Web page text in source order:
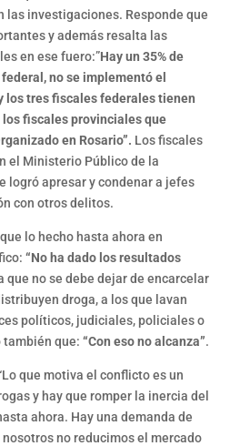
las investigaciones. Responde que
y además resalta las
en ese fuero:”Hay un 35% de
no se implementó el
los tres fiscales federales tienen
los fiscales provinciales que
en Rosario”. Los fiscales
el Ministerio Público de la
logró apresar y condenar a jefes
con otros delitos.
lo hecho hasta ahora en
“No ha dado los resultados
que no se debe dejar de encarcelar
droga, a los que lavan
políticos, judiciales, policiales o
que: “Con eso no alcanza”.
que motiva el conflicto es un
y hay que romper la inercia del
ahora. Hay una demanda de
no reducimos el mercado